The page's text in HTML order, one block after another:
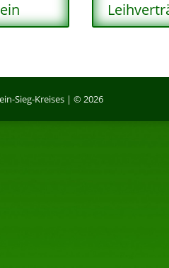
Sieg-Kreises | © 2026